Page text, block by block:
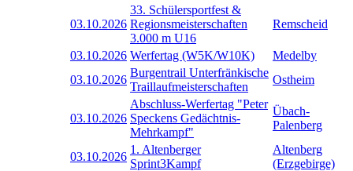
03.10.2026
33. Schülersportfest &
Regionsmeisterschaften
3.000 m U16
Remscheid
03.10.2026 Werfertag (W5K/W10K)
Medelby
03.10.2026
Burgentrail Unterfränkische
Traillaufmeisterschaften
Ostheim
03.10.2026
Abschluss-Werfertag "Peter
Speckens Gedächtnis-
Mehrkampf"
Übach-
Palenberg
03.10.2026
1. Altenberger
Sprint3Kampf
Altenberg
(Erzgebirge)